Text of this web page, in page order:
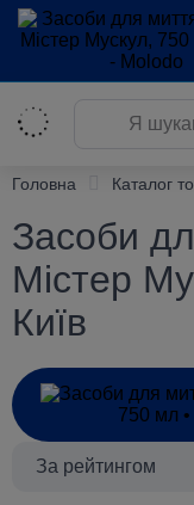
Головна Каталог
Засоби
Містер
Київ
За рейтингом